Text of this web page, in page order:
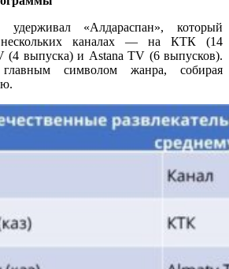
удерживал «Алдараспан», который
каналах — на КТК (14
(4 выпуска) и Astana TV (6 выпусков).
символом жанра, собирая